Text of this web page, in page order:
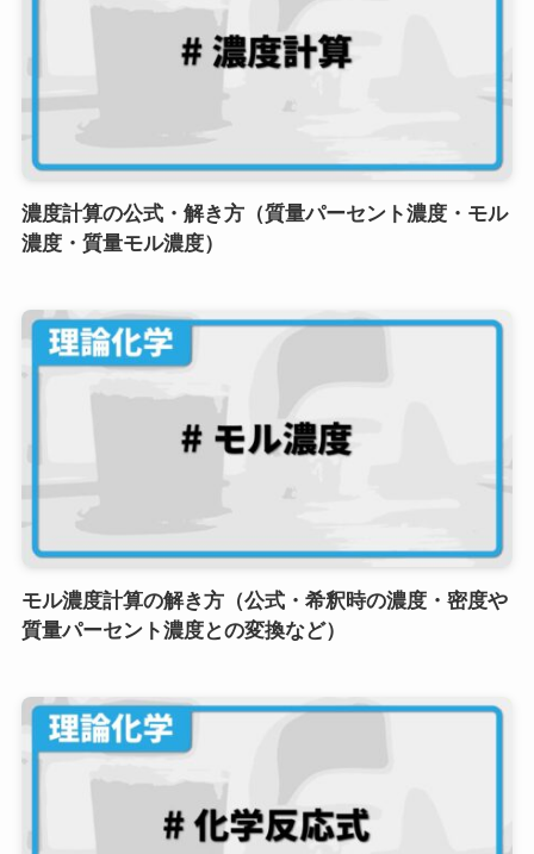
濃度計算の公式・解き方（質量パーセント濃度・モル
濃度・質量モル濃度）
モル濃度計算の解き方（公式・希釈時の濃度・密度や
質量パーセント濃度との変換など）